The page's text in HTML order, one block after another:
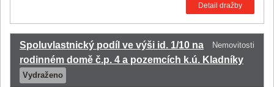
Detail dražby
Nemovitosti
Spoluvlastnický podíl ve výši id. 1/10 na
rodinném domě č.p. 4 a pozemcích k.ú. Kladníky
Vydraženo